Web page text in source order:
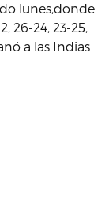
lunes,donde
26-24, 23-25,
a las Indias